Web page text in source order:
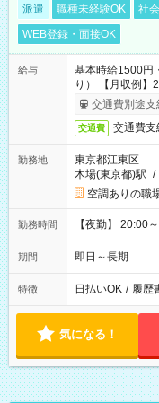
派遣 職種未経験OK 社
WEB登録・面接OK
給与
基本時給1500円
り） 【月収例】
合）交通費別途支
交通費 交通費支
勤務地
東京都江東区
木場(東京都)駅 /
空調ありの職
勤務時間 【夜勤】 20:00
期間 即日～長期
特徴 日払いOK / 履歴
気になる！